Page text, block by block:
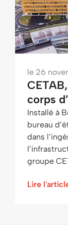
le 26
corps
Installé à
bureau
dans
groupe
Lire